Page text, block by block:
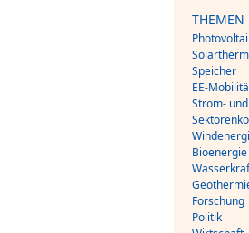
THEMEN
Speicher
EE-
Strom-
Bioenergie
Forschung
Politik